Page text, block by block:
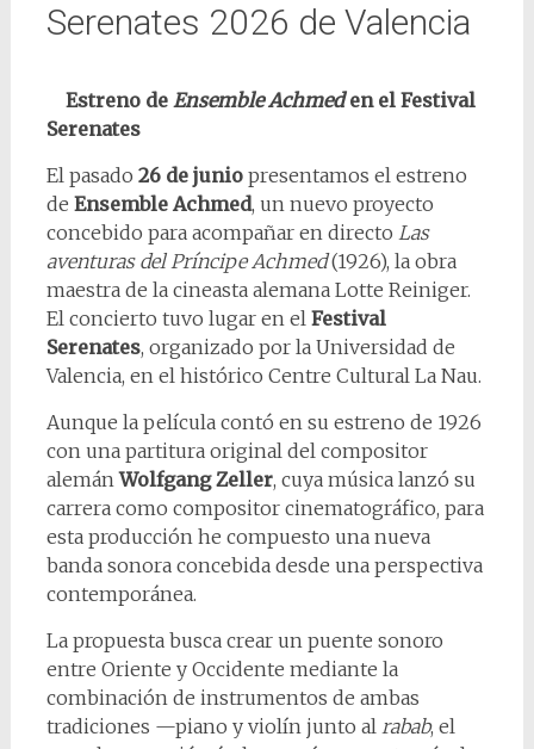
Serenates 2026 de Valencia
Estreno de Ensemble Achmeden el Festival
Serenates
El pasado 26 de juniopresentamos el estreno
de Ensemble Achmed, un nuevo proyecto
concebido para acompañar en directo Las
aventuras del Príncipe Achmed(1926), la obra
maestra de la cineasta alemana Lotte Reiniger.
El concierto tuvo lugar en el Festival
Serenates, organizado por la Universidad de
Valencia, en el histórico Centre Cultural La Nau.
Aunque la película contó en su estreno de 1926
con una partitura original del compositor
alemánWolfgang Zeller, cuya música lanzó su
carrera como compositor cinematográfico, para
esta producción he compuesto una nueva
banda sonora concebida desde una perspectiva
contemporánea.
La propuesta busca crear un puente sonoro
entre Oriente y Occidente mediante la
combinación de instrumentos de ambas
tradiciones —piano y violín junto al rabab, el